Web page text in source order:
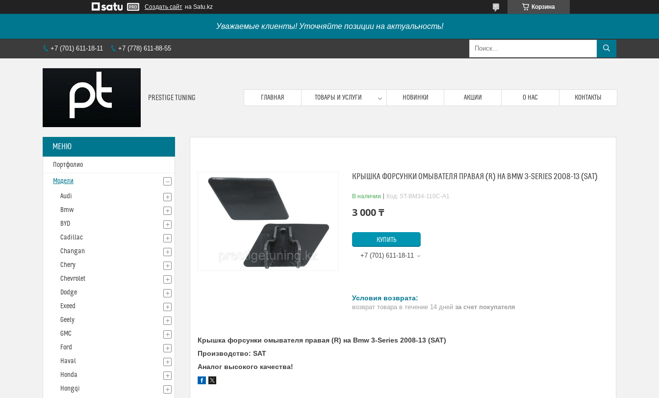
Создать сайт на Satu.kz Корзина
Уважаемые клиенты! Уточняйте позиции на актуальность!
+7 (701) 611-18-11 +7 (778) 611-88-55
PRESTIGE TUNING ГЛАВНАЯ ТОВАРЫ И УСЛУГИ НОВИНКИ АКЦИИ О НАС КОНТАКТЫ
КРЫШКА ФОРСУНКИ ОМЫВАТЕЛЯ ПРАВАЯ (R) НА BMW 3-SERIES 2008-13 (SAT)
В наличии Код: ST-BM34-110C-A1
3 000 ₸
КУПИТЬ
+7 (701) 611-18-11
возврат товара в течение 14 дней за счет покупателя
Крышка форсунки омывателя правая (R) на Bmw 3-Series 2008-13 (SAT)
Производство: SAT
Аналог высокого качества!
Портфолио
Модели
Audi
Bmw
BYD
Cadillac
Changan
Chery
Chevrolet
Dodge
Exeed
Geely
GMC
Ford
Haval
Honda
Hongqi